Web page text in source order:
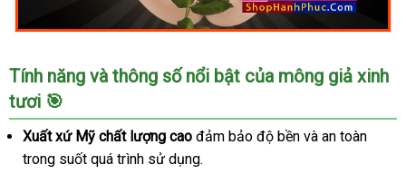
Đồ
chơi
người
lớn
nam
kích
Tính năng và thông số nổi bật của mông giả xinh
tươi 🎯
Xuất xứ Mỹ chất lượng cao đảm bảo độ bền và an toàn
trong suốt quá trình sử dụng.